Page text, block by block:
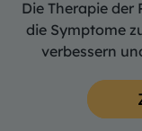
Die Therapie
die Symptome
verbessern